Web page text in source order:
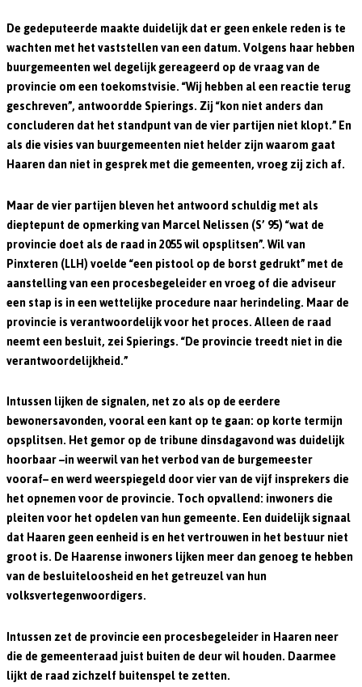
De gedeputeerde maakte duidelijk dat er geen enkele reden is te
wachten met het vaststellen van een datum. Volgens haar hebben
buurgemeenten wel degelijk gereageerd op de vraag van de
provincie om een toekomstvisie. “Wij hebben al een reactie terug
geschreven”, antwoordde Spierings. Zij “kon niet anders dan
concluderen dat het standpunt van de vier partijen niet klopt.” En
als die visies van buurgemeenten niet helder zijn waarom gaat
Haaren dan niet in gesprek met die gemeenten, vroeg zij zich af.
Maar de vier partijen bleven het antwoord schuldig met als
dieptepunt de opmerking van Marcel Nelissen (S’ 95) “wat de
provincie doet als de raad in 2055 wil opsplitsen”. Wil van
Pinxteren (LLH) voelde “een pistool op de borst gedrukt” met de
aanstelling van een procesbegeleider en vroeg of die adviseur
een stap is in een wettelijke procedure naar herindeling. Maar de
provincie is verantwoordelijk voor het proces. Alleen de raad
neemt een besluit, zei Spierings. “De provincie treedt niet in die
verantwoordelijkheid.”
Intussen lijken de signalen, net zo als op de eerdere
bewonersavonden, vooral een kant op te gaan: op korte termijn
opsplitsen. Het gemor op de tribune dinsdagavond was duidelijk
hoorbaar –in weerwil van het verbod van de burgemeester
vooraf– en werd weerspiegeld door vier van de vijf insprekers die
het opnemen voor de provincie. Toch opvallend: inwoners die
pleiten voor het opdelen van hun gemeente. Een duidelijk signaal
dat Haaren geen eenheid is en het vertrouwen in het bestuur niet
groot is. De Haarense inwoners lijken meer dan genoeg te hebben
van de besluiteloosheid en het getreuzel van hun
volksvertegenwoordigers.
Intussen zet de provincie een procesbegeleider in Haaren neer
die de gemeenteraad juist buiten de deur wil houden. Daarmee
lijkt de raad zichzelf buitenspel te zetten.